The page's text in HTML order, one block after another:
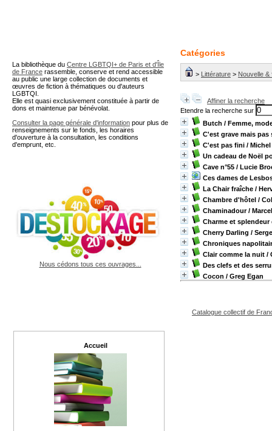
Catégories
> Littérature > Nouvelle
Affiner la recherche
Etendre la recherche sur
Butch / Femme,
C'est grave mais pas
C'est pas fini /
Un cadeau de Noël
Cave n°55 / Lucie
Ces dames de
La Chair fraîche /
Chambre d'hôtel /
Chaminadour/
Charme et
Cherry Darling /
Chroniques
Clair comme la nuit /
Des clefs et des
Cocon / Greg Egan
Catalogue collectif de
La bibliothèque du Centre LGBTQI+ de Paris et d'Île
de France rassemble, conserve et rend accessible
au public une large collection de documents et
œuvres de fiction à thématiques ou d'auteurs
LGBTQI.
Elle est quasi exclusivement constituée à partir de
dons et maintenue par bénévolat.
Consulter la page générale d'information pour plus de
renseignements sur le fonds, les horaires
d'ouverture à la consultation, les conditions
d'emprunt, etc.
Nous cédons tous ces ouvrages...
Accueil